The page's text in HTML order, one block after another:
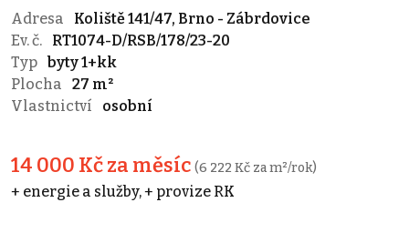
Adresa
Koliště 141/47, Brno - Zábrdovice
Ev. č.
RT1074-D/RSB/178/23-20
Typ byty 1+kk
Plocha
27 m²
Vlastnictví
osobní
14 000 Kč za měsíc (6 222 Kč za m²/rok)
+ energie a služby, + provize RK